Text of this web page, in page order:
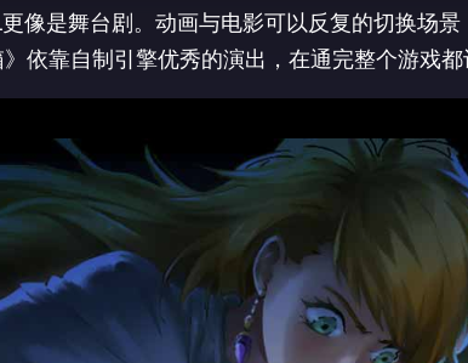
像是舞台剧。动画与电影可以反复的切换场
依靠自制引擎优秀的演出，在通完整个游戏都